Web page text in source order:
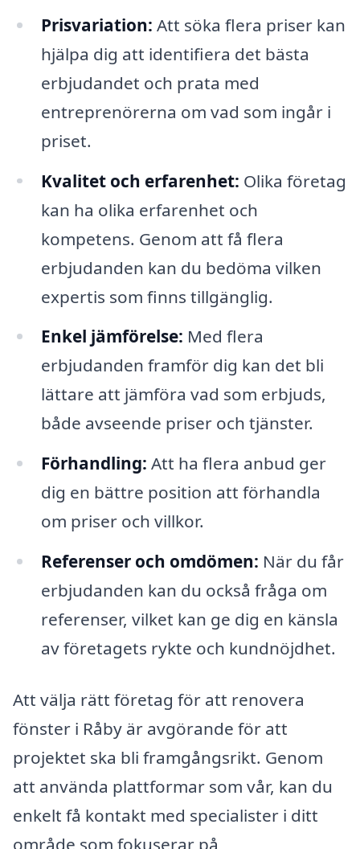
Prisvariation: Att söka flera priser kan
hjälpa dig att identifiera det bästa
erbjudandet och prata med
entreprenörerna om vad som ingår i
priset.
Kvalitet och erfarenhet: Olika företag
kan ha olika erfarenhet och
kompetens. Genom att få flera
erbjudanden kan du bedöma vilken
expertis som finns tillgänglig.
Enkel jämförelse: Med flera
erbjudanden framför dig kan det bli
lättare att jämföra vad som erbjuds,
både avseende priser och tjänster.
Förhandling: Att ha flera anbud ger
dig en bättre position att förhandla
om priser och villkor.
Referenser och omdömen: När du får
erbjudanden kan du också fråga om
referenser, vilket kan ge dig en känsla
av företagets rykte och kundnöjdhet.
Att välja rätt företag för att renovera
fönster i Råby är avgörande för att
projektet ska bli framgångsrikt. Genom
att använda plattformar som vår, kan du
enkelt få kontakt med specialister i ditt
område som fokuserar på